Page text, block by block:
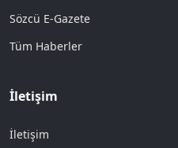
Sözcü E-Gazete
Tüm Haberler
İletişim
İletişim